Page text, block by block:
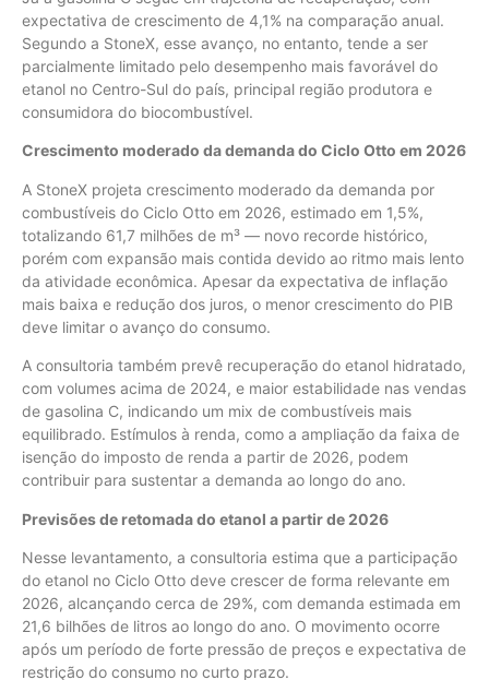
expectativa de crescimento de 4,1% na comparação anual.
Segundo a StoneX, esse avanço, no entanto, tende a ser
parcialmente limitado pelo desempenho mais favorável do
etanol no Centro-Sul do país, principal região produtora e
consumidora do biocombustível.
Crescimento moderado da demanda do Ciclo Otto em 2026
A StoneX projeta crescimento moderado da demanda por
combustíveis do Ciclo Otto em 2026, estimado em 1,5%,
totalizando 61,7 milhões de m³ — novo recorde histórico,
porém com expansão mais contida devido ao ritmo mais lento
da atividade econômica. Apesar da expectativa de inflação
mais baixa e redução dos juros, o menor crescimento do PIB
deve limitar o avanço do consumo.
A consultoria também prevê recuperação do etanol hidratado,
com volumes acima de 2024, e maior estabilidade nas vendas
de gasolina C, indicando um mix de combustíveis mais
equilibrado. Estímulos à renda, como a ampliação da faixa de
isenção do imposto de renda a partir de 2026, podem
contribuir para sustentar a demanda ao longo do ano.
Previsões de retomada do etanol a partir de 2026
Nesse levantamento, a consultoria estima que a participação
do etanol no Ciclo Otto deve crescer de forma relevante em
2026, alcançando cerca de 29%, com demanda estimada em
21,6 bilhões de litros ao longo do ano. O movimento ocorre
após um período de forte pressão de preços e expectativa de
restrição do consumo no curto prazo.